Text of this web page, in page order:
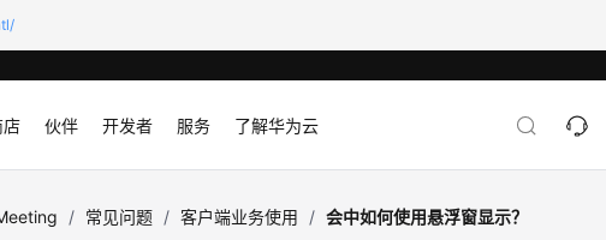
店 伙伴 开发者 服务 了解华为云
/ 常见问题 / 客户端业务使用 / 会中如何使用悬浮窗显示？